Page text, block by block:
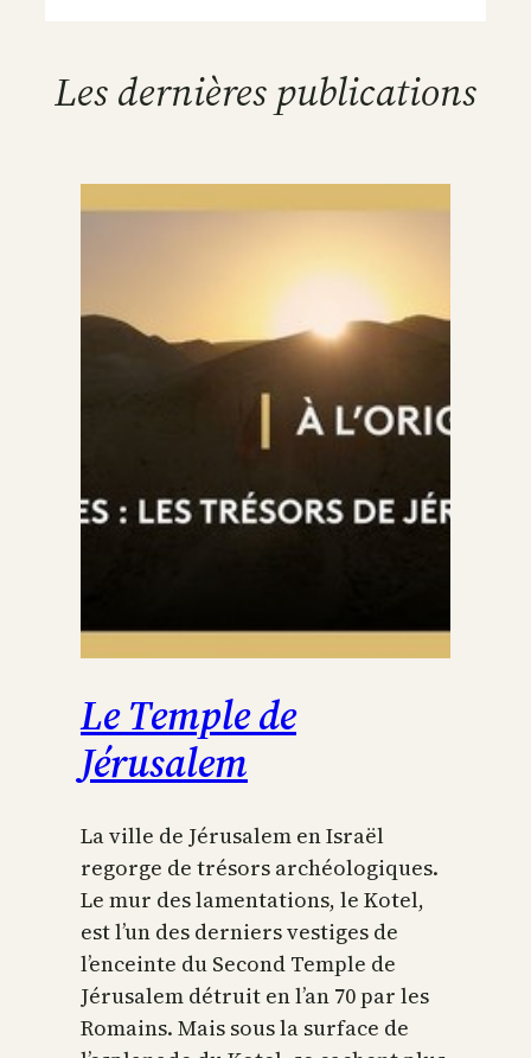
Les dernières publications
Le Temple de
Jérusalem
La ville de Jérusalem en Israël
regorge de trésors archéologiques.
Le mur des lamentations, le Kotel,
est l’un des derniers vestiges de
l’enceinte du Second Temple de
Jérusalem détruit en l’an 70 par les
Romains. Mais sous la surface de